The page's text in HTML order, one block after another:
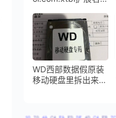
密
WD西部数据假原装
移动硬盘里拆出来一